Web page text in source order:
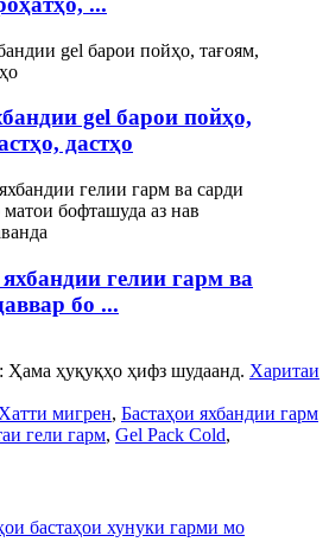
gel барои пойҳо,
дастҳо
гелии гарм ва
бо ...
ҳуқуқҳо ҳифз шудаанд. Харитаи
Хатти мигрен, Бастаҳои яхбандии гарм
гели гарм, Gel Pack Cold,